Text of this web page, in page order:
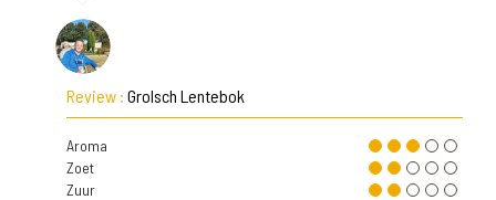
Review : Grolsch Lentebok
Aroma
Zoet
Zuur